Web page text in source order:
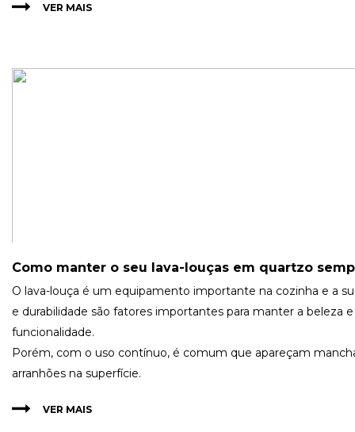
VER MAIS
Como manter o seu lava-louças em quartzo
O lava-louça é um equipamento importante na cozinha e a
e durabilidade são fatores importantes para manter a beleza e
funcionalidade.
Porém, com o uso contínuo, é comum que apareçam
arranhões na superfície.
VER MAIS